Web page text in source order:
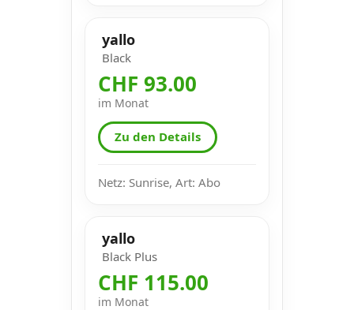
yallo
Black
CHF 93.00
im Monat
Zu den Details
Netz: Sunrise, Art: Abo
yallo
Black Plus
CHF 115.00
im Monat